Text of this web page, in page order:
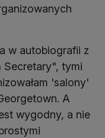
w autobiografii z
Secretary", tymi
'salony'
A
wygodny, a nie